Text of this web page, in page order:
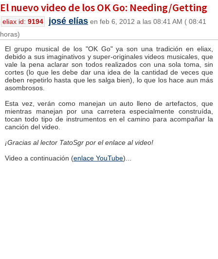
El nuevo video de los OK Go: Needing/Getting
eliax id: 9194 josé elías en feb 6, 2012 a las 08:41 AM ( 08:41
horas)
El grupo musical de los "OK Go" ya son una tradición en eliax,
debido a sus imaginativos y super-originales videos musicales, que
vale la pena aclarar son todos realizados con una sola toma, sin
cortes (lo que les debe dar una idea de la cantidad de veces que
deben repetirlo hasta que les salga bien), lo que los hace aun más
asombrosos.
Esta vez, verán como manejan un auto lleno de artefactos, que
mientras manejan por una carretera especialmente construída,
tocan todo tipo de instrumentos en el camino para acompañar la
canción del video.
¡Gracias al lector TatoSgr por el enlace al video!
Video a continuación (enlace YouTube)...